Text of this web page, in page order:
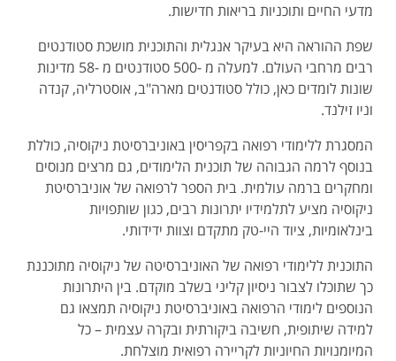
מדעי החיים ותוכניות בריאות חדישות.
שפת ההוראה היא בעיקר אנגלית והתוכנית מושכת סטודנטים
רבים מרחבי העולם. למעלה מ -500 סטודנטים מ -58 מדינות
שונות לומדים כאן, כולל סטודנטים מארה"ב, אוסטרליה, קנדה
וניו זילנד.
המסגרת ללימודי רפואה בקפריסין באוניברסיטת ניקוסיה, כוללת
בנוסף לרמה הגבוהה של תוכנית הלימודים, גם מרצים מנוסים
ומחקרים ברמה עולמית. בית הספר לרפואה של אוניברסיטת
ניקוסיה מציע לתלמידיו יתרונות רבים, כגון שותפויות
בינלאומיות, ציוד היי-טק מתקדם וצוות ידידותי.
התוכנית ללימודי רפואה של האוניברסיטה של ​​ניקוסיה מתוכננת
כך שתוכלו לצבור ניסיון קליני בשלב מוקדם. בין היתרונות
הנוספים לימודי הרפואה באוניברסיטת ניקוסיה תמצאו גם
למידה שיתופית, חשיבה ביקורתית ובקרה עצמית – כל
המיומנויות החיוניות לקריירה רפואית מוצלחת.